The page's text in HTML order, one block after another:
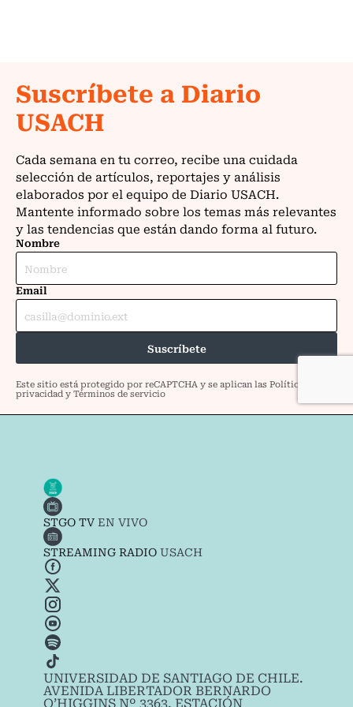
STGO TVEN VIVO
STREAMING RADIOUSACH
UNIVERSIDAD DE SANTIAGO DE CHILE.
AVENIDA LIBERTADOR BERNARDO
O’HIGGINS Nº 3363. ESTACIÓN